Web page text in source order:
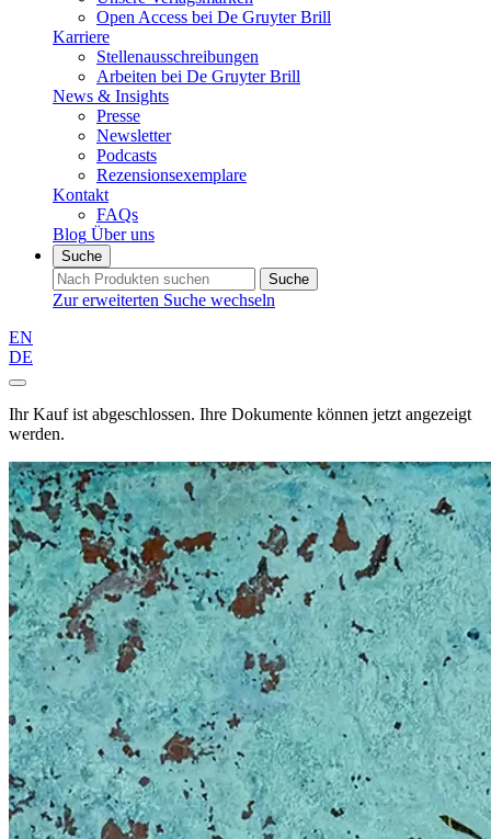
Open Access bei De Gruyter Brill
Karriere
Stellenausschreibungen
Arbeiten bei De Gruyter Brill
News & Insights
Presse
Newsletter
Podcasts
Rezensionsexemplare
Kontakt
FAQs
Blog Über uns
Suche
Suche
Zur erweiterten Suche wechseln
EN
DE
Ihr Kauf ist abgeschlossen. Ihre Dokumente können jetzt angezeigt
werden.